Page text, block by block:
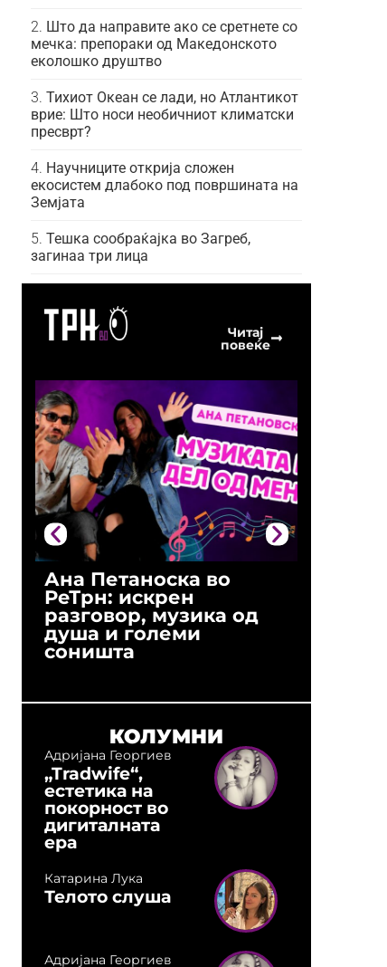
Што да направите ако се сретнете со
мечка: препораки од Македонското
еколошко друштво
Тихиот Океан се лади, но Атлантикот
врие: Што носи необичниот климатски
пресврт?
Научниците открија сложен
екосистем длабоко под површината на
Земјата
Тешка сообраќајка во Загреб,
загинаа три лица
Читај
повеќе
Ана Петаноска во
РеТрн: искрен
разговор, музика од
душа и големи
соништа
КОЛУМНИ
Адријана Георгиев
„Tradwife“,
естетика на
покорност во
дигиталната
ера
Катарина Лука
Телото слуша
Адријана Георгиев